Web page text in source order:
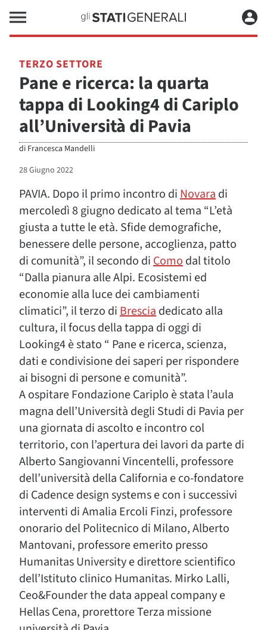
TERZO SETTORE
Pane e ricerca: la quarta
tappa di Looking4 di Cariplo
all’Università di Pavia
di Francesca Mandelli
28 Giugno 2022
PAVIA. Dopo il primo incontro diNovaradi
mercoledì 8 giugno dedicato al tema “L’età
giusta a tutte le età. Sfide demografiche,
benessere delle persone, accoglienza, patto
di comunità”, il secondo diComodal titolo
“Dalla pianura alle Alpi. Ecosistemi ed
economie alla luce dei cambiamenti
climatici”, il terzo diBresciadedicato alla
cultura, il focus della tappa di oggi di
Looking4 è stato “ Pane e ricerca, scienza,
dati e condivisione dei saperi per rispondere
ai bisogni di persone e comunità”.
A ospitare Fondazione Cariplo è stata l’aula
magna dell’Università degli Studi di Pavia per
una giornata di ascolto e incontro col
territorio, con l’apertura dei lavori da parte di
Alberto Sangiovanni Vincentelli, professore
dell’università della California e co-fondatore
di Cadence design systems e con i successivi
interventi di Amalia Ercoli Finzi, professore
onorario del Politecnico di Milano, Alberto
Mantovani, professore emerito presso
Humanitas University e direttore scientifico
dell’Istituto clinico Humanitas. Mirko Lalli,
Ceo&Founder the data appeal company e
Hellas Cena, prorettore Terza missione